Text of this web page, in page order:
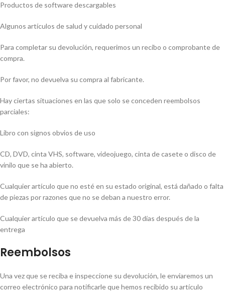
Productos de software descargables
Algunos artículos de salud y cuidado personal
Para completar su devolución, requerimos un recibo o comprobante de
compra.
Por favor, no devuelva su compra al fabricante.
Hay ciertas situaciones en las que solo se conceden reembolsos
parciales:
Libro con signos obvios de uso
CD, DVD, cinta VHS, software, videojuego, cinta de casete o disco de
vinilo que se ha abierto.
Cualquier artículo que no esté en su estado original, está dañado o falta
de piezas por razones que no se deban a nuestro error.
Cualquier artículo que se devuelva más de 30 días después de la
entrega
Reembolsos
Una vez que se reciba e inspeccione su devolución, le enviaremos un
correo electrónico para notificarle que hemos recibido su artículo